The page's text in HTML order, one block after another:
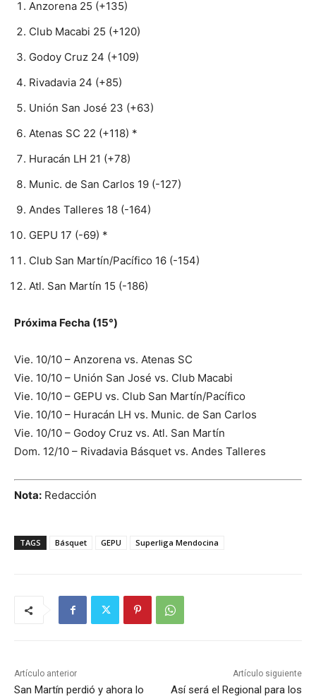
Anzorena 25 (+135)
Club Macabi 25 (+120)
Godoy Cruz 24 (+109)
Rivadavia 24 (+85)
Unión San José 23 (+63)
Atenas SC 22 (+118) *
Huracán LH 21 (+78)
Munic. de San Carlos 19 (-127)
Andes Talleres 18 (-164)
GEPU 17 (-69) *
Club San Martín/Pacífico 16 (-154)
Atl. San Martín 15 (-186)
Próxima Fecha (15°)
Vie. 10/10 – Anzorena vs. Atenas SC
Vie. 10/10 – Unión San José vs. Club Macabi
Vie. 10/10 – GEPU vs. Club San Martín/Pacífico
Vie. 10/10 – Huracán LH vs. Munic. de San Carlos
Vie. 10/10 – Godoy Cruz vs. Atl. San Martín
Dom. 12/10 – Rivadavia Básquet vs. Andes Talleres
Nota: Redacción
TAGS Básquet GEPU Superliga Mendocina
Artículo anterior
San Martín perdió y ahora lo
Artículo siguiente
Así será el Regional para los